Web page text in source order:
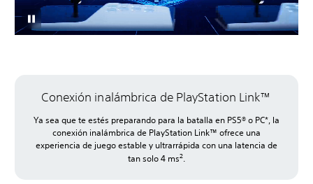
Conexión inalámbrica de PlayStation Link™
Ya sea que te estés preparando para la batalla en PS5® o PC*, la
conexión inalámbrica de PlayStation Link™ ofrece una
experiencia de juego estable y ultrarrápida con una latencia de
tan solo 4 ms2.